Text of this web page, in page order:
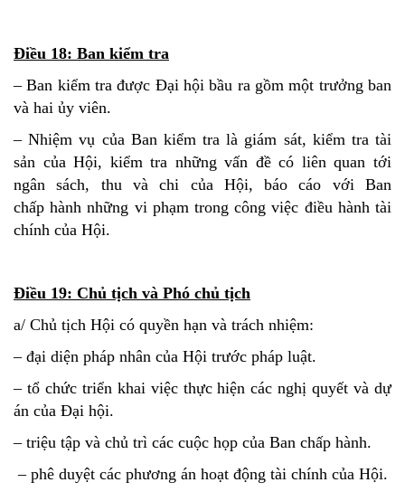
Điều 18: Ban kiểm tra
– Ban kiểm tra được Đại hội bầu ra gồm một trưởng ban
và hai ủy viên.
– Nhiệm vụ của Ban kiểm tra là giám sát, kiểm tra tài
sản của Hội, kiểm tra những vấn đề có liên quan tới
ngân sách, thu và chi của Hội, báo cáo với Ban
chấp hành những vi phạm trong công việc điều hành tài
chính của Hội.
Điều 19: Chủ tịch và Phó chủ tịch
a/ Chủ tịch Hội có quyền hạn và trách nhiệm:
– đại diện pháp nhân của Hội trước pháp luật.
– tổ chức triển khai việc thực hiện các nghị quyết và dự
án của Đại hội.
– triệu tập và chủ trì các cuộc họp của Ban chấp hành.
– phê duyệt các phương án hoạt động tài chính của Hội.